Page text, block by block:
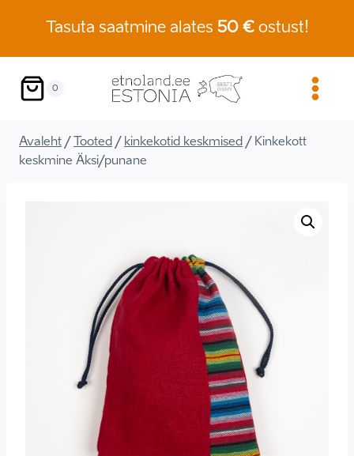
content
Tasuta saatmine alates 50 €ostust!
0
Avaleht / Tooted / kinkekotid keskmised / Kinkekott
keskmine Äksi/punane